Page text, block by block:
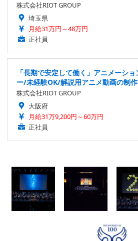
株式会社RIOT GROUP
埼玉県
月給31万円～48万円
正社員
「長期で安定して働く」アニメーシ
ー/未経験OK/解説用アニメ動画の制作
株式会社RIOT GROUP
大阪府
月給31万9,200円～60万円
正社員